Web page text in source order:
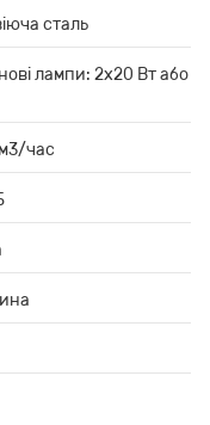
сталь
лампи: 2х20 Вт або
час